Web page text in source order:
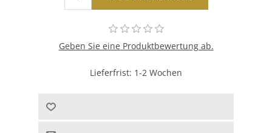
Geben Sie eine Produktbewertung ab.
Lieferfrist: 1-2 Wochen